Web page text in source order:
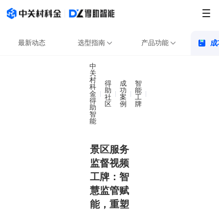
最新动态 选型指南 产品功能
中
关
村
科
金
得
助
智
能
得
助
社
区
成
功
案
例
智
能
工
牌
景区服务
监督视频
工牌：智
慧监管赋
能，重塑